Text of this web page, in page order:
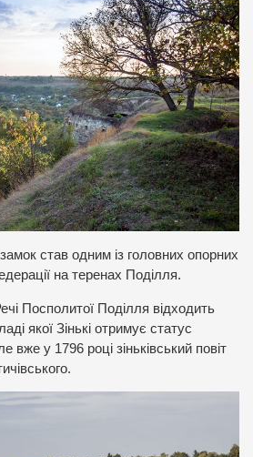
став одним із головних опорних
на теренах Поділля.
Посполитої Поділля відходить
якої Зінькі отримує статус
вже у 1796 році зіньківський повіт